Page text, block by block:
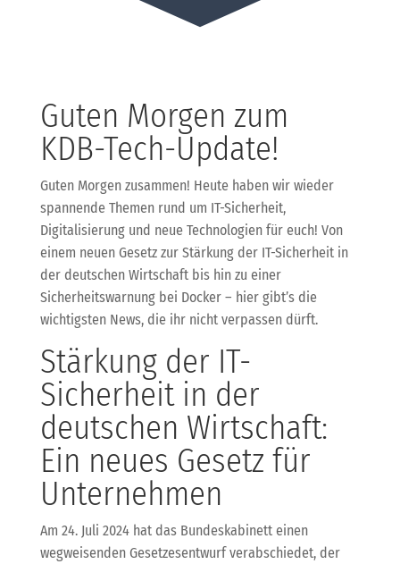
Guten Morgen zum
KDB-Tech-Update!
Guten Morgen zusammen! Heute haben wir wieder
spannende Themen rund um IT-Sicherheit,
Digitalisierung und neue Technologien für euch! Von
einem neuen Gesetz zur Stärkung der IT-Sicherheit in
der deutschen Wirtschaft bis hin zu einer
Sicherheitswarnung bei Docker – hier gibt’s die
wichtigsten News, die ihr nicht verpassen dürft.
Stärkung der IT-
Sicherheit in der
deutschen Wirtschaft:
Ein neues Gesetz für
Unternehmen
Am 24. Juli 2024 hat das Bundeskabinett einen
wegweisenden Gesetzesentwurf verabschiedet, der